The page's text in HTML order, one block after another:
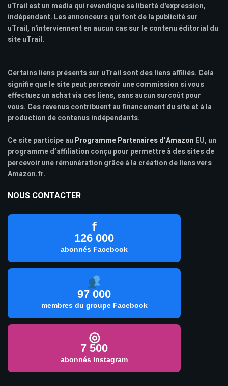
uTrail est un media qui revendique sa liberté d'expression,
indépendant. Les annonceurs qui font de la publicité sur
uTrail, n'interviennent en aucun cas sur le contenu éditorial du
site uTrail.
Certains liens présents sur uTrail sont des liens affiliés. Cela
signifie que le site peut percevoir une commission si vous
effectuez un achat via ces liens, sans aucun surcoût pour
vous. Ces revenus contribuent au financement du site et à la
production de contenus indépendants.
Ce site participe au Programme Partenaires d’Amazon EU, un
programme d’affiliation conçu pour permettre à des sites de
percevoir une rémunération grâce à la création de liens vers
Amazon.fr.
NOUS CONTACTER
f
126 000
abonnés Facebook
97 000
membres du groupe Facebook
◎
7 500
abonnés Instagram